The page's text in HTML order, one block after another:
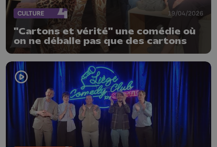
CULTURE 19/04/2026
"Cartons et vérité" une comédie où
on ne déballe pas que des cartons